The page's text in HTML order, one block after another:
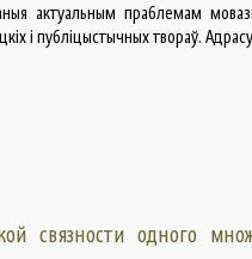
актуальным праблемам
і публіцыстычных твораў.
связности одного